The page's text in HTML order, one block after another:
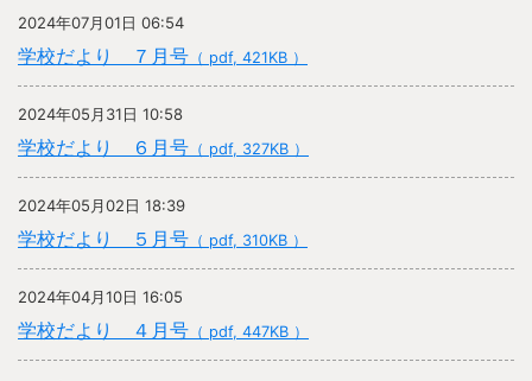
2024年07月01日 06:54
学校だより ７月号 （ pdf, 421KB ）
2024年05月31日 10:58
学校だより ６月号 （ pdf, 327KB ）
2024年05月02日 18:39
学校だより ５月号 （ pdf, 310KB ）
2024年04月10日 16:05
学校だより ４月号 （ pdf, 447KB ）